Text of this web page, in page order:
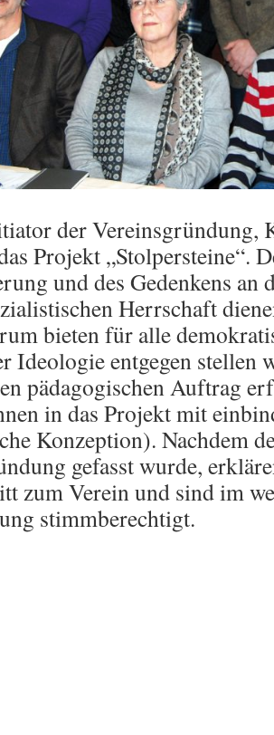
der Vereinsgründung,
Projekt „Stolpersteine“.
und des Gedenkens an
Herrschaft
bieten für alle
Ideologie entgegen stellen
pädagogischen Auftrag
in das Projekt mit
Konzeption). Nachdem
gefasst wurde,
zum Verein und sind im
stimmberechtigt.